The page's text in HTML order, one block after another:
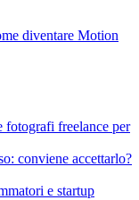
diventare Motion
fotografi freelance per
conviene accettarlo?
e startup